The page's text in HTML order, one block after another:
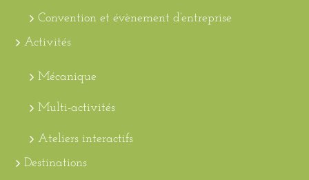
Convention et évènement d’entreprise
Activités
Mécanique
Multi-activités
Ateliers interactifs
Destinations